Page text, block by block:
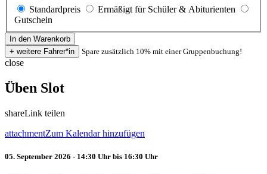
Standardpreis
Ermäßigt für Schüler & Abiturienten
Gutschein
Spare zusätzlich 10% mit einer Gruppenbuchung!
close
Üben Slot
shareLink teilen
attachmentZum Kalendar hinzufügen
05. September 2026 - 14:30 Uhr bis 16:30 Uhr